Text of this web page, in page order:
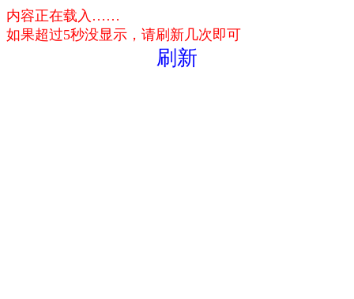
内容正在载入……
如果超过5秒没显示，请刷新几次即可
刷新